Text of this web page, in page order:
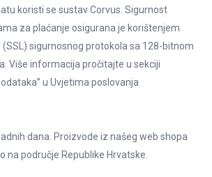
koristi se sustav Corvus. Sigurnost
za plaćanje osigurana je korištenjem
sigurnosnog protokola sa 128-bitnom
Više informacija pročitajte u sekciji
u Uvjetima poslovanja
dana. Proizvode iz našeg web shopa
na područje Republike Hrvatske.